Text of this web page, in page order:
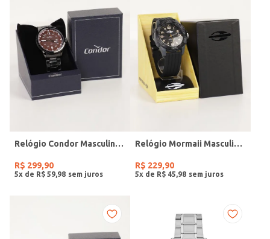
Relógio Condor Masculino PRETO
R$ 299,90
5x de R$ 59 98
Relógio Mormaii Masculino PRETO
R$ 229,90
5x de R$ 45 98